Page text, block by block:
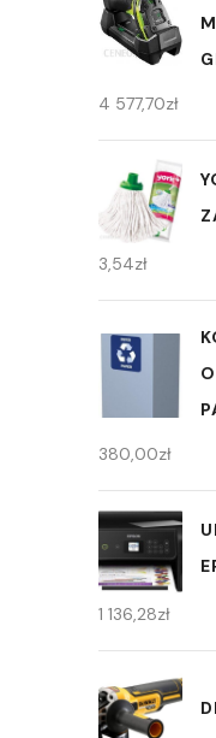
4 577,70zł
3,54zł
380,00zł
1 136,28zł